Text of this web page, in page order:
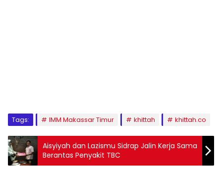
Tags: IMM Makassar Timur khittah khittah.co
Aisyiyah dan Lazismu Sidrap Jalin Kerja Sama
Berantas Penyakit TBC